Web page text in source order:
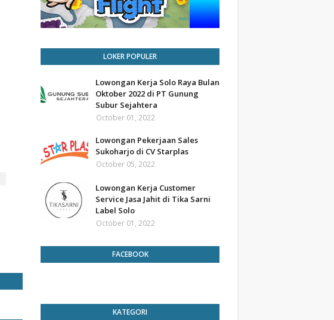
LOKER POPULER
Lowongan Kerja Solo Raya Bulan
Oktober 2022 di PT Gunung
Subur Sejahtera
October 01, 2022
Lowongan Pekerjaan Sales
Sukoharjo di CV Starplas
October 05, 2022
Lowongan Kerja Customer
Service Jasa Jahit di Tika Sarni
Label Solo
October 01, 2022
FACEBOOK
KATEGORI